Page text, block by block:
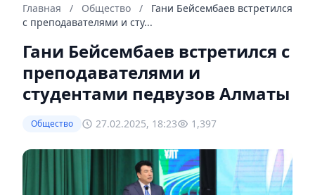
Главная / Общество /
Гани Бейсембаев встретился
с преподавателями и сту...
Гани Бейсембаев встретился с
преподавателями и
студентами педвузов Алматы
Общество 27.02.2025, 18:23 1,397